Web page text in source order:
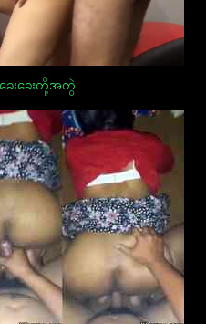
းခေးတို့အတွဲ